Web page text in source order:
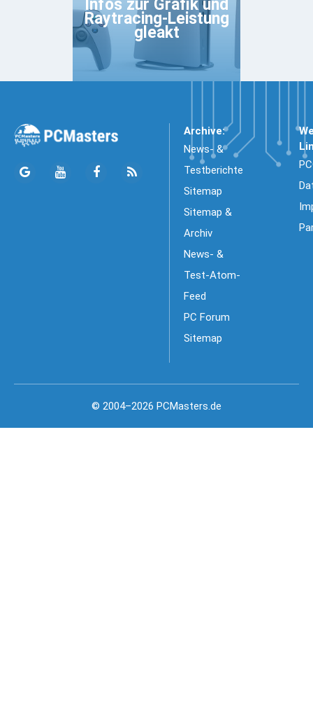
Infos zur Grafik und
Raytracing-Leistung
gleakt
Archive:
News- &
Testberichte
Sitemap
Sitemap &
Archiv
News- &
Test-Atom-
Feed
PC Forum
Sitemap
© 2004–2026 PCMasters.de